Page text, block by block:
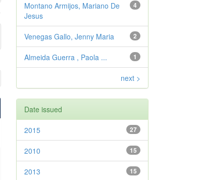
4
Montano Armijos, Mariano De
Jesus
2
Venegas Gallo, Jenny Maria
1
Almeida Guerra , Paola ...
next >
Date issued
27
2015
15
2010
15
2013